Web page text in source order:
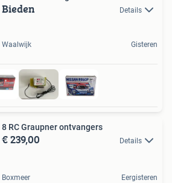
Bieden Details
Waalwijk Gisteren
8 RC Graupner ontvangers
€ 239,00 Details
Boxmeer Eergisteren